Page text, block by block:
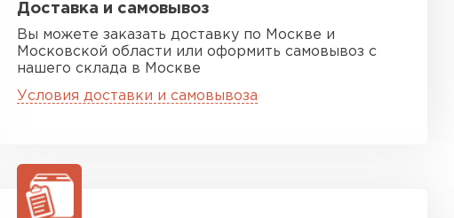
Доставка и самовывоз
Вы можете заказать доставку по Москве и
Московской области или оформить самовывоз с
нашего склада в Москве
Условия доставки и самовывоза